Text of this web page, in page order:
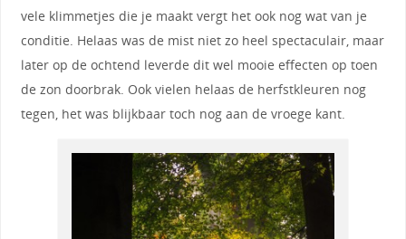
vele klimmetjes die je maakt vergt het ook nog wat van je
conditie. Helaas was de mist niet zo heel spectaculair, maar
later op de ochtend leverde dit wel mooie effecten op toen
de zon doorbrak. Ook vielen helaas de herfstkleuren nog
tegen, het was blijkbaar toch nog aan de vroege kant.